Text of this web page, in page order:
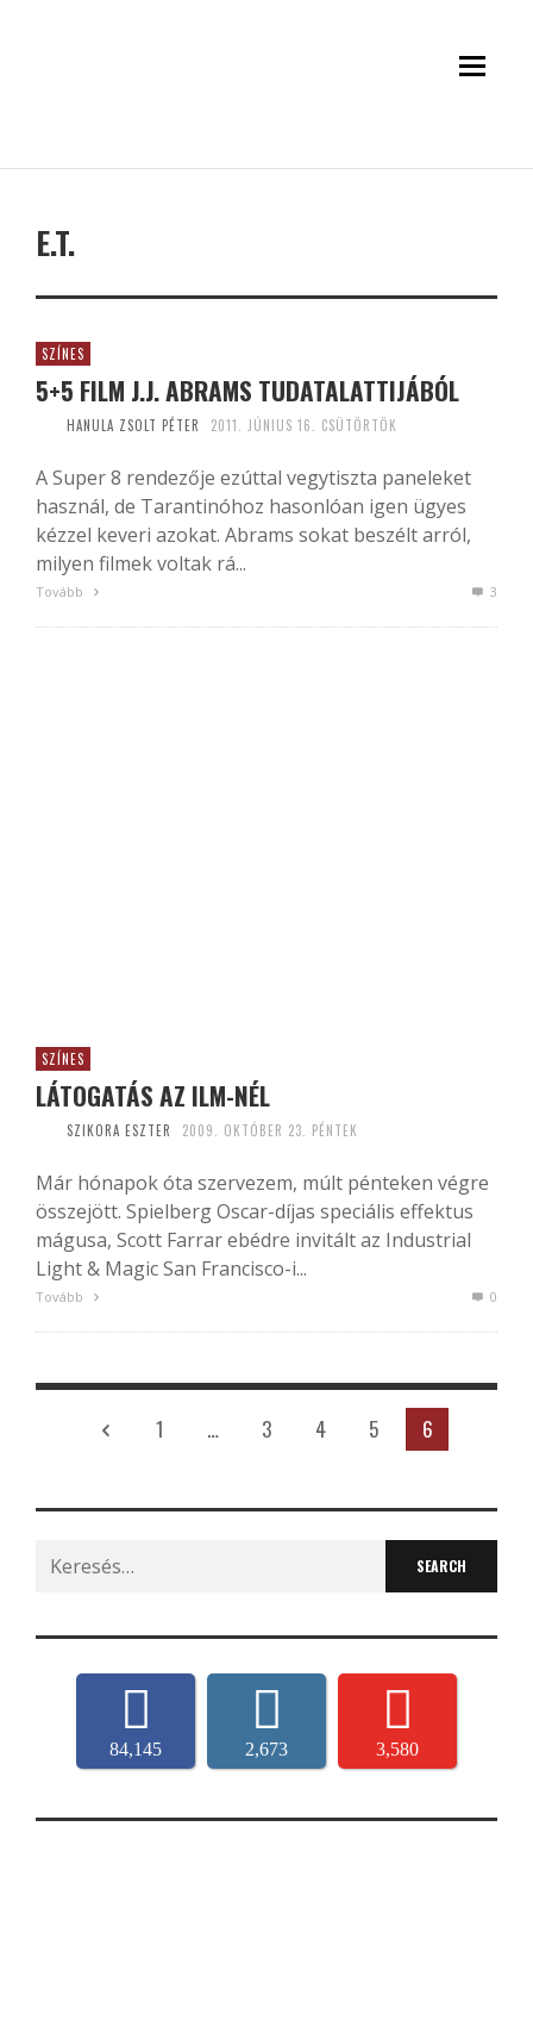
E.T.
SZÍNES
5+5 FILM J.J. ABRAMS TUDATALATTIJÁBÓL
HANULA ZSOLT PÉTER 2011. JÚNIUS 16. CSÜTÖRTÖK
A Super 8 rendezője ezúttal vegytiszta paneleket
használ, de Tarantinóhoz hasonlóan igen ügyes
kézzel keveri azokat. Abrams sokat beszélt arról,
milyen filmek voltak rá...
Tovább 3
SZÍNES
LÁTOGATÁS AZ ILM-NÉL
SZIKORA ESZTER 2009. OKTÓBER 23. PÉNTEK
Már hónapok óta szervezem, múlt pénteken végre
összejött. Spielberg Oscar-díjas speciális effektus
mágusa, Scott Farrar ebédre invitált az Industrial
Light & Magic San Francisco-i...
Tovább 0
1 … 3 4 5 6
Search
for:
84,145 2,673 3,580